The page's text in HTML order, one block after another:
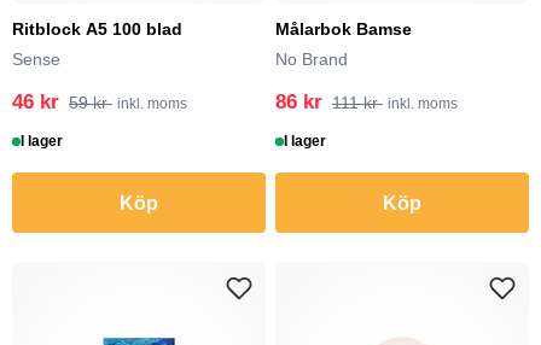
Ritblock A5 100 blad
Sense
46 kr 59 kr inkl. moms
I lager
Köp
Målarbok Bamse
No Brand
86 kr 111 kr inkl. moms
I lager
Köp